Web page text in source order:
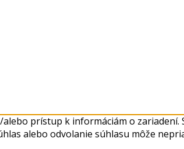
prístup k informáciám o
alebo odvolanie súhlasu môže